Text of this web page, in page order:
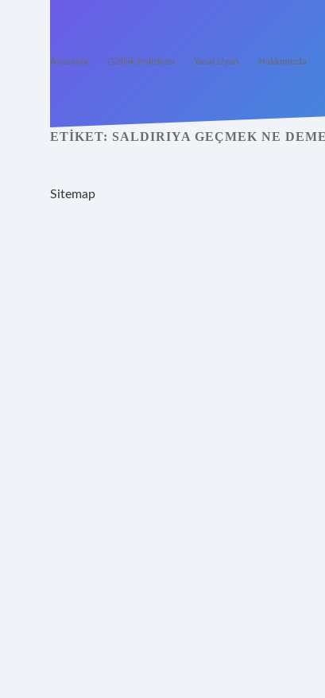
Anasayfa Gizlilik Politikası Yasal Uyarı Hakkımızda
ETIKET: SALDIRIYA GEÇMEK NE
Sitemap